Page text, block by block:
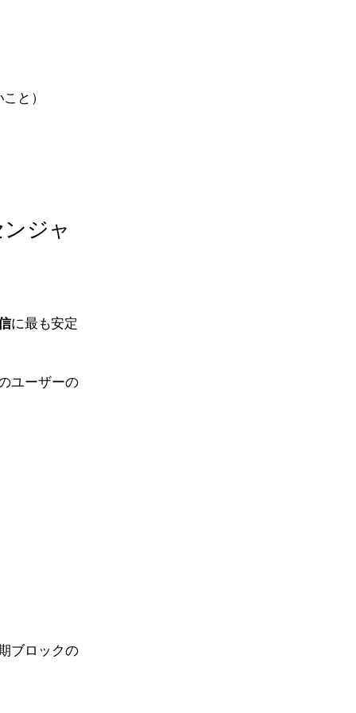
と）
ジャ
に最も安定
ユーザーの
ブロックの